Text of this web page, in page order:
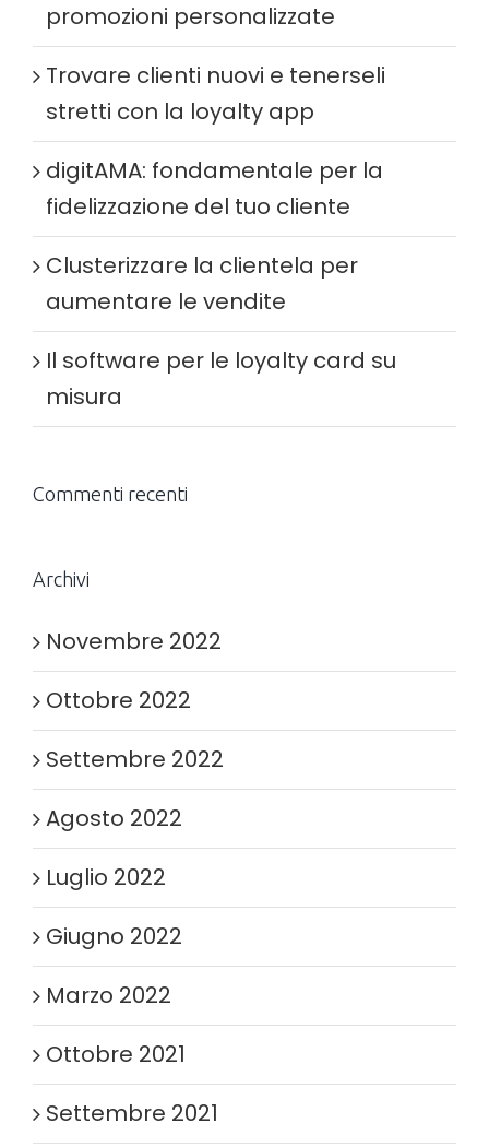
promozioni personalizzate
Trovare clienti nuovi e tenerseli
stretti con la loyalty app
digitAMA: fondamentale per la
fidelizzazione del tuo cliente
Clusterizzare la clientela per
aumentare le vendite
Il software per le loyalty card su
misura
Commenti recenti
Archivi
Novembre 2022
Ottobre 2022
Settembre 2022
Agosto 2022
Luglio 2022
Giugno 2022
Marzo 2022
Ottobre 2021
Settembre 2021